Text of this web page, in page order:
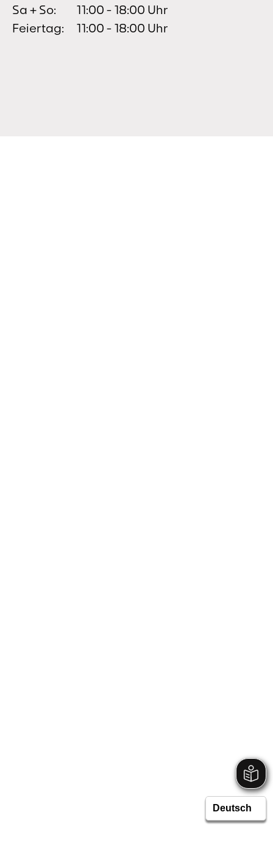
Sa + So:
11:00 - 18:00 Uhr
Feiertag:
11:00 - 18:00 Uhr